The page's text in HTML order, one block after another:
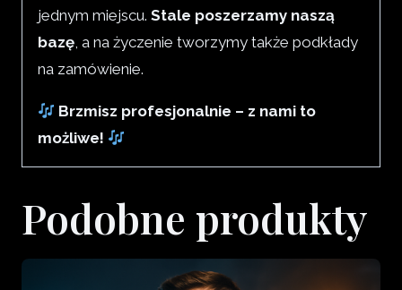
jednym miejscu. Stale poszerzamy naszą
bazę, a na życzenie tworzymy także podkłady
na zamówienie.
Brzmisz profesjonalnie – z nami to
możliwe!
Podobne produkty